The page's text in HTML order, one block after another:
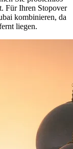
Für Ihren Stopover
kombinieren, da
liegen.